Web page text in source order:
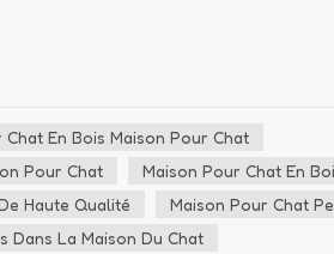
En Bois Maison Pour Chat
Pour Chat
Maison Pour Chat En
Haute Qualité
Maison Pour Chat
Dans La Maison Du Chat